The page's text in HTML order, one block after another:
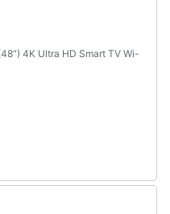
4K Ultra HD Smart TV Wi-